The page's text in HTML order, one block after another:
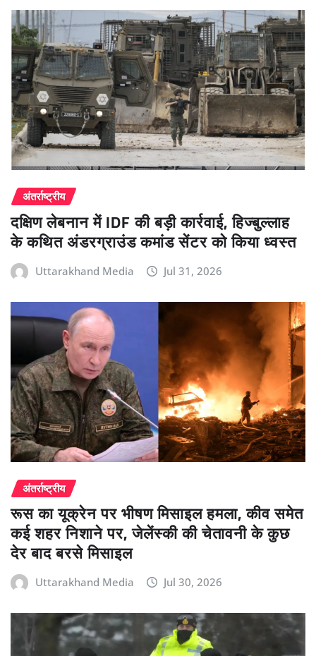
अंतर्राष्ट्रीय
दक्षिण लेबनान में IDF की बड़ी कार्रवाई, हिज्बुल्लाह
के कथित अंडरग्राउंड कमांड सेंटर को किया ध्वस्त
Uttarakhand Media Jul 31, 2026
अंतर्राष्ट्रीय
रूस का यूक्रेन पर भीषण मिसाइल हमला, कीव समेत
कई शहर निशाने पर, जेलेंस्की की चेतावनी के कुछ
देर बाद बरसे मिसाइल
Uttarakhand Media Jul 30, 2026